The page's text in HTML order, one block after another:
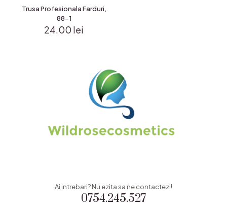
Trusa Profesionala Farduri,
88-1
24.00 lei
0754.245.527
Ai intrebari? Nu ezita sa ne contactezi!